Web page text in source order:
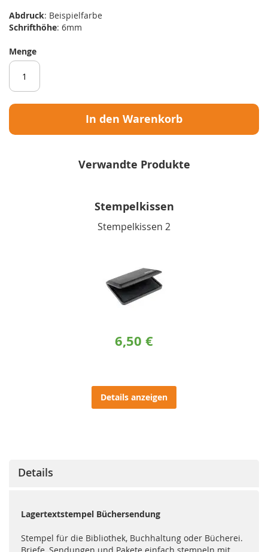
Abdruck: Beispielfarbe
Schrifthöhe: 6mm
Menge
In den Warenkorb
Verwandte Produkte
Stempelkissen
Stempelkissen 2
6,50 €
Details anzeigen
Details
Lagertextstempel Büchersendung
Stempel für die Bibliothek, Buchhaltung oder Bücherei.